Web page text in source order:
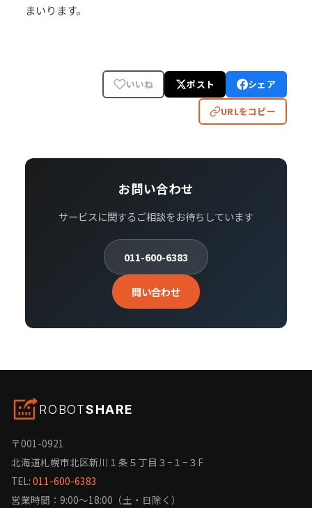
まいります。
いいね ポスト シェア
URLをコピー
お問い合わせ
サービスに関するご相談をお待ちしています
011-600-6383
問い合わせ
ROBOTSHARE
〒001-0921
北海道札幌市北区新川１条５丁目３−１−３F
TEL: 011-600-6383
営業時間：9:00〜18:00（土・日除く）